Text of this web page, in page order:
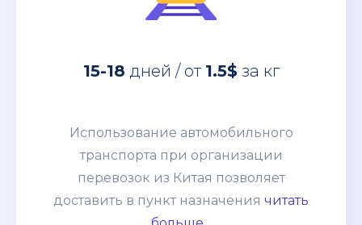
15-18 дней / от 1.5$за кг
Использование автомобильного
транспорта при организации
перевозок из Китая позволяет
доставить в пункт назначения читать
транспорта при организации
сборных грузов, что позволяет